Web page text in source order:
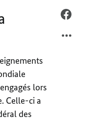
lors
Celle-ci a
des